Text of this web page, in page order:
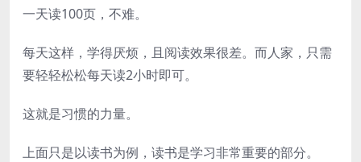
一天读100页，不难。
每天这样，学得厌烦，且阅读效果很差。而人家，只需
要轻轻松松每天读2小时即可。
这就是习惯的力量。
上面只是以读书为例，读书是学习非常重要的部分。